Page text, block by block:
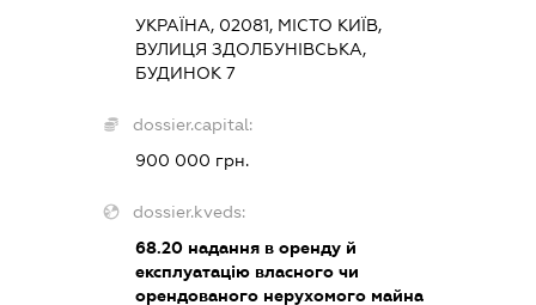
УКРАЇНА, 02081, МІСТО КИЇВ,
ВУЛИЦЯ ЗДОЛБУНІВСЬКА,
БУДИНОК 7
dossier.capital:
900 000 грн.
dossier.kveds:
68.20 надання в оренду й
експлуатацію власного чи
орендованого нерухомого майна